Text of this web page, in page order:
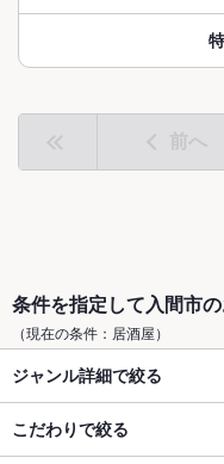
前へ
条件を指定して入間市
（現在の条件：居酒屋）
ジャンル詳細で絞る
こだわりで絞る